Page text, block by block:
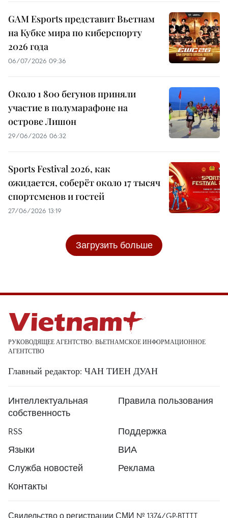
GAM Esports представит Вьетнам
на Кубке мира по киберспорту
2026 года
06/07/2026 09:36
Около 1 800 бегунов приняли
участие в полумарафоне на
острове Лишон
29/06/2026 06:32
Sports Festival 2026, как
ожидается, соберёт около 17 тысяч
спортсменов и гостей
27/06/2026 13:19
Загрузить больше
РУКОВОДЯЩЕЕ АГЕНТСТВО: ВЬЕТНАМСКОЕ ИНФОРМАЦИОННОЕ
АГЕНТСТВО
Главный редактор: ЧАН ТИЕН ДУАН
Интеллектуальная
собственность
Правила пользования
RSS
Поддержка
Языки
ВИА
Служба новостей
Реклама
Контакты
Свидельство о регистрации СМИ № 1374/GP-BTTTT